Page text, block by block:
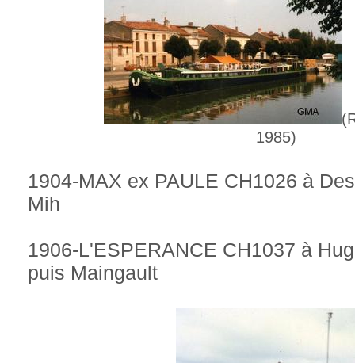
1985)
1904-MAX ex PAULE CH1026 à
Mih
1906-L'ESPERANCE CH1037 à
puis Maingault